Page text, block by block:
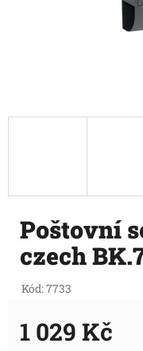
Poštovní
czech
Kód:7733
1 029 Kč